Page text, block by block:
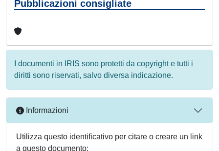
Pubblicazioni consigliate
I documenti in IRIS sono protetti da copyright e tutti i
diritti sono riservati, salvo diversa indicazione.
Informazioni
Utilizza questo identificativo per citare o creare un link
a questo documento: